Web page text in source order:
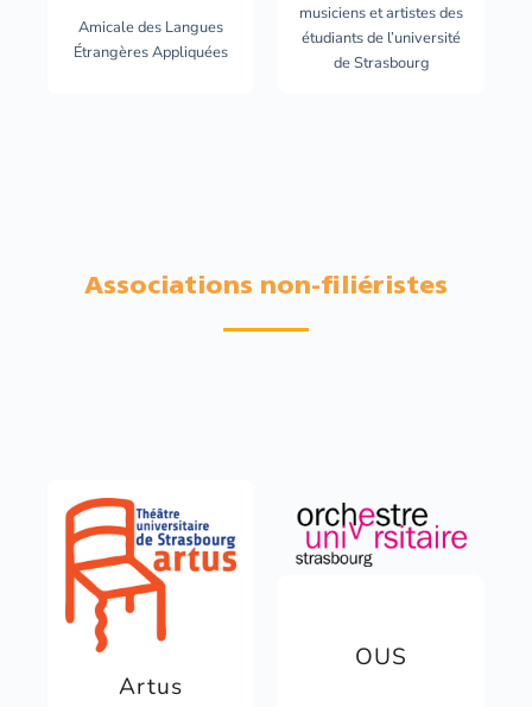
Amicale des Langues
Étrangères Appliquées
musiciens et artistes des
étudiants de l’université
de Strasbourg
Associations non-filiéristes
Artus
OUS